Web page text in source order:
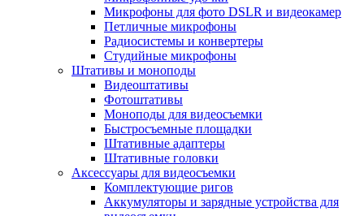
Микрофоны для фото DSLR и видеокамер
Петличные микрофоны
Радиосистемы и конвертеры
Студийные микрофоны
Штативы и моноподы
Видеоштативы
Фотоштативы
Моноподы для видеосъемки
Быстросъемные площадки
Штативные адаптеры
Штативные головки
Аксессуары для видеосъемки
Комплектующие ригов
Аккумуляторы и зарядные устройства для